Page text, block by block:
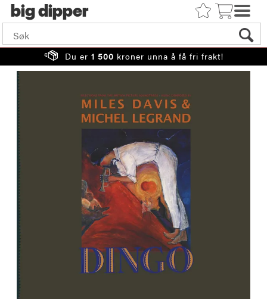
big
Du er 1 500 kroner unna å få fri frakt!